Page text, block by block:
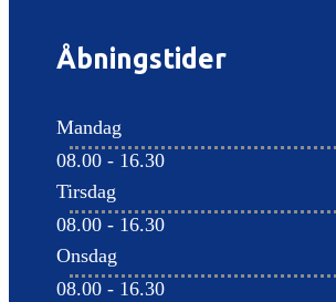
Åbningstider
Mandag
08.00 - 16.30
Tirsdag
08.00 - 16.30
Onsdag
08.00 - 16.30